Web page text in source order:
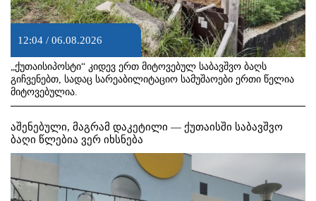
12:04 / 06.08.2026
„ქუთაისიპოსტი“ კიდევ ერთ მიტოვებულ საბავშვო ბაღს
გიჩვენებთ, სადაც სარეაბილიტაციო სამუშაოები ერთი წელია
მიტოვებულია.
აშენებული, მაგრამ დაკეტილი — ქუთაისში საბავშვო
ბაღი წლებია ვერ იხსნება